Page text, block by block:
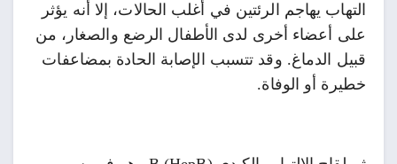
التهاب يهاجم الرئتين في أغلب الحالات، إلا أنه يؤثر
على أعضاء أخرى لدى الأطفال الرضع والصغار، من
قبيل الدماغ. وقد تتسبب الإصابة الحادة بمضاعفات
خطيرة أو الوفاة.